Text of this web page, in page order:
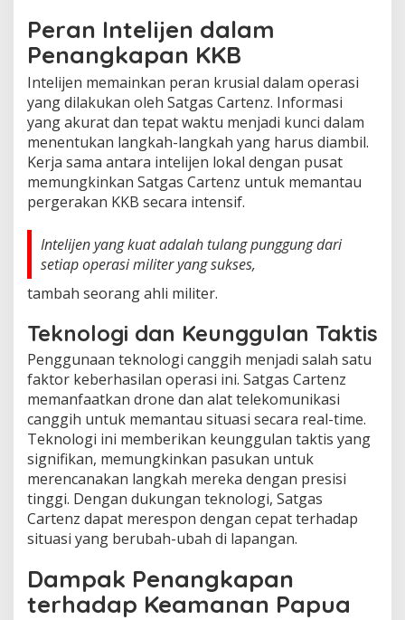
Peran Intelijen dalam
Penangkapan KKB
Intelijen memainkan peran krusial dalam operasi
yang dilakukan oleh Satgas Cartenz. Informasi
yang akurat dan tepat waktu menjadi kunci dalam
menentukan langkah-langkah yang harus diambil.
Kerja sama antara intelijen lokal dengan pusat
memungkinkan Satgas Cartenz untuk memantau
pergerakan KKB secara intensif.
Intelijen yang kuat adalah tulang punggung dari
setiap operasi militer yang sukses,
tambah seorang ahli militer.
Teknologi dan Keunggulan Taktis
Penggunaan teknologi canggih menjadi salah satu
faktor keberhasilan operasi ini. Satgas Cartenz
memanfaatkan drone dan alat telekomunikasi
canggih untuk memantau situasi secara real-time.
Teknologi ini memberikan keunggulan taktis yang
signifikan, memungkinkan pasukan untuk
merencanakan langkah mereka dengan presisi
tinggi. Dengan dukungan teknologi, Satgas
Cartenz dapat merespon dengan cepat terhadap
situasi yang berubah-ubah di lapangan.
Dampak Penangkapan
terhadap Keamanan Papua